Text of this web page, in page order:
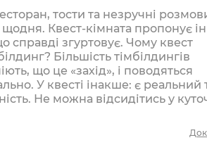
тости та незручні
Квест-кімната пропонує
справді згуртовує. Чому квест
Більшість тімбілдингів
що це «захід», і поводяться
У квесті інакше: є реальний
Не можна відсидітись у